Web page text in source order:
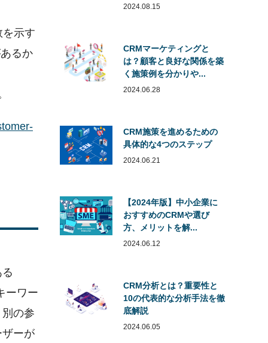
示す
るか
ーワー
の参
ーが
2024.08.15
CRMマーケティングと
は？顧客と良好な関係を築
く施策例を分かりや...
2024.06.28
CRM施策を進めるための
具体的な4つのステップ
2024.06.21
【2024年版】中小企業に
おすすめのCRMや選び
方、メリットを解...
2024.06.12
CRM分析とは？重要性と
10の代表的な分析手法を徹
底解説
2024.06.05